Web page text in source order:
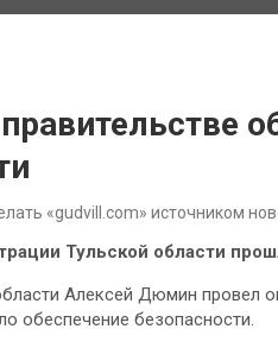
«gudvill.com» источником
Тульской области
Алексей Дюмин провел
обеспечение безопасности.